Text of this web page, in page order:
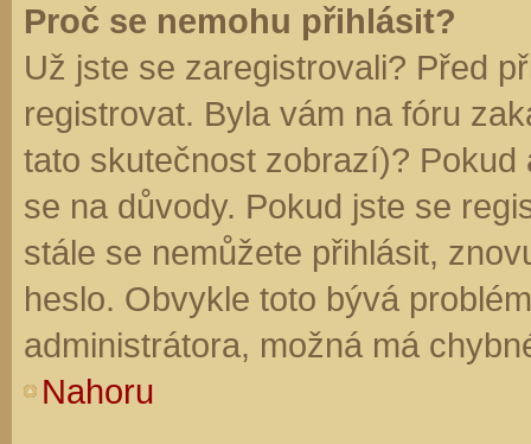
Proč se nemohu přihlásit?
Už jste se zaregistrovali? Před
registrovat. Byla vám na fóru
tato skutečnost zobrazí)?
se na důvody. Pokud jste se
stále se nemůžete přihlásit,
heslo. Obvykle toto bývá
administrátora, možná má
Nahoru